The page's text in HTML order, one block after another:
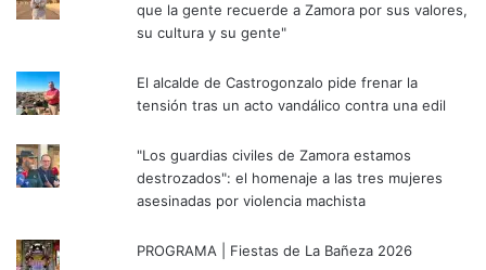
que la gente recuerde a Zamora por sus valores,
su cultura y su gente"
El alcalde de Castrogonzalo pide frenar la
tensión tras un acto vandálico contra una edil
"Los guardias civiles de Zamora estamos
destrozados": el homenaje a las tres mujeres
asesinadas por violencia machista
PROGRAMA | Fiestas de La Bañeza 2026